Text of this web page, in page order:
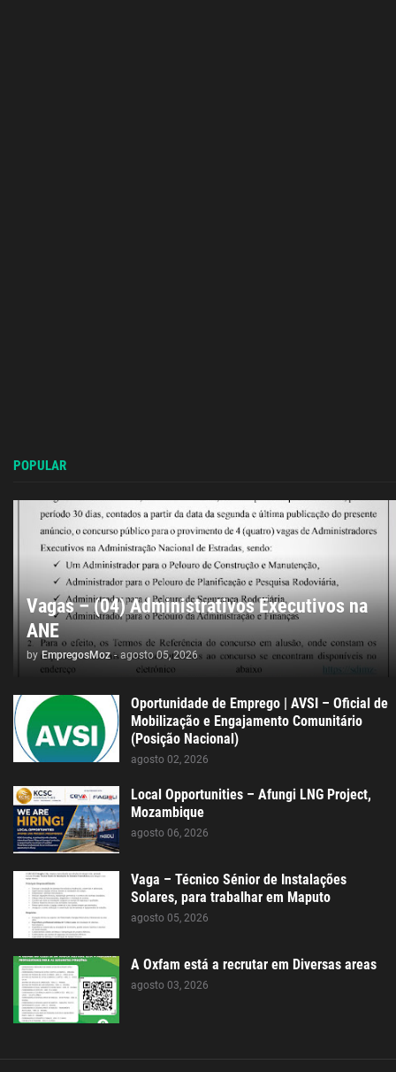
POPULAR
Vagas – (04) Administrativos Executivos na
ANE
by EmpregosMoz - agosto 05, 2026
Oportunidade de Emprego | AVSI – Oficial de
Mobilização e Engajamento Comunitário
(Posição Nacional)
agosto 02, 2026
Local Opportunities – Afungi LNG Project,
Mozambique
agosto 06, 2026
Vaga – Técnico Sénior de Instalações
Solares, para trabalhar em Maputo
agosto 05, 2026
A Oxfam está a recrutar em Diversas areas
agosto 03, 2026